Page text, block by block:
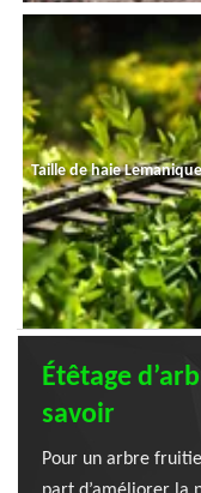
Taille de haie
Étêtage
savoir
Pour un arbre